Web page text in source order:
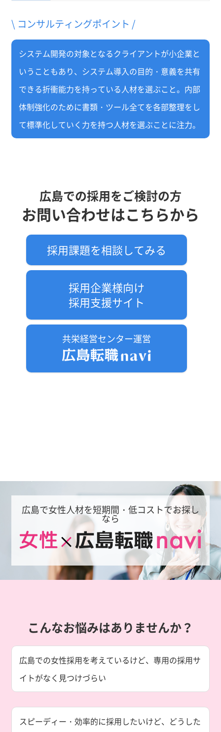
\ コンサルティングポイント /
システム開発の対象となるクライアントが小企業と
いうこともあり、システム導入の目的・意義を共有
できる折衝能力を持っている人材を選ぶこと。内部
体制強化のために書類・ツール全てを各部整理をし
て標準化していく力を持つ人材を選ぶことに注力。
広島での採用をご検討の方
お問い合わせはこちらから
採用課題を相談してみる
採用企業様向け
採用支援サイト
共栄経営センター運営
広島で女性人材を短期間・低コストでお探し
なら
こんなお悩みはありませんか？
広島での女性採用を考えているけど、専用の採用サ
イトがなく見つけづらい
スピーディー・効率的に採用したいけど、 どうした